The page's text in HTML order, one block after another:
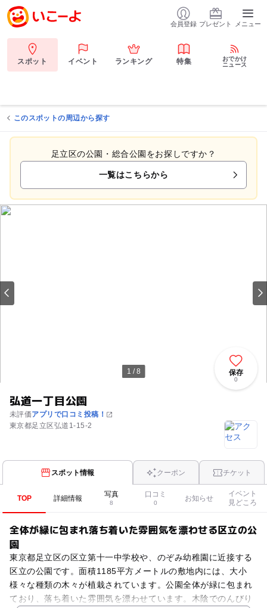
会員登録 プレゼント メニュー
スポット イベント ランキング 特集
おでかけ
ニュース
このスポットの周辺から探す
足立区の公園・総合公園をお探しですか？
一覧はこちらから
1 / 8
弘道一丁目公園
未評価アプリで口コミ投稿！
東京都足立区弘道1-15-2
保存
0
スポット情報 クーポン チケット
TOP 詳細情報 写真
8
口コミ
0
お知らせ
イベント
見どころ
全体が緑に包まれ落ち着いた雰囲気を漂わせる区立の公
園
東京都足立区の区立第十一中学校や、のぞみ幼稚園に近接する
区立の公園です。面積1185平方メートルの敷地内には、大小
様々な種類の木々が植栽されています。公園全体が緑に包まれ
ており、落ち着いた雰囲気を漂わせています。木陰でのんびり